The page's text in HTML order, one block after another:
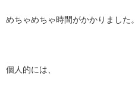
めちゃめちゃ時間がかかりました。
個人的には、